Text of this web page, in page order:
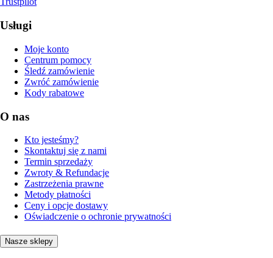
Usługi
Moje konto
Centrum pomocy
Śledź zamówienie
Zwróć zamówienie
Kody rabatowe
O nas
Kto jesteśmy?
Skontaktuj się z nami
Termin sprzedaży
Zwroty & Refundacje
Zastrzeżenia prawne
Metody płatności
Ceny i opcje dostawy
Oświadczenie o ochronie prywatności
Nasze sklepy